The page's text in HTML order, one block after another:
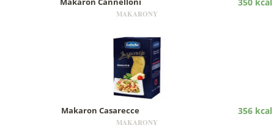
MAKARONY
Makaron Casarecce 356 kcal
MAKARONY